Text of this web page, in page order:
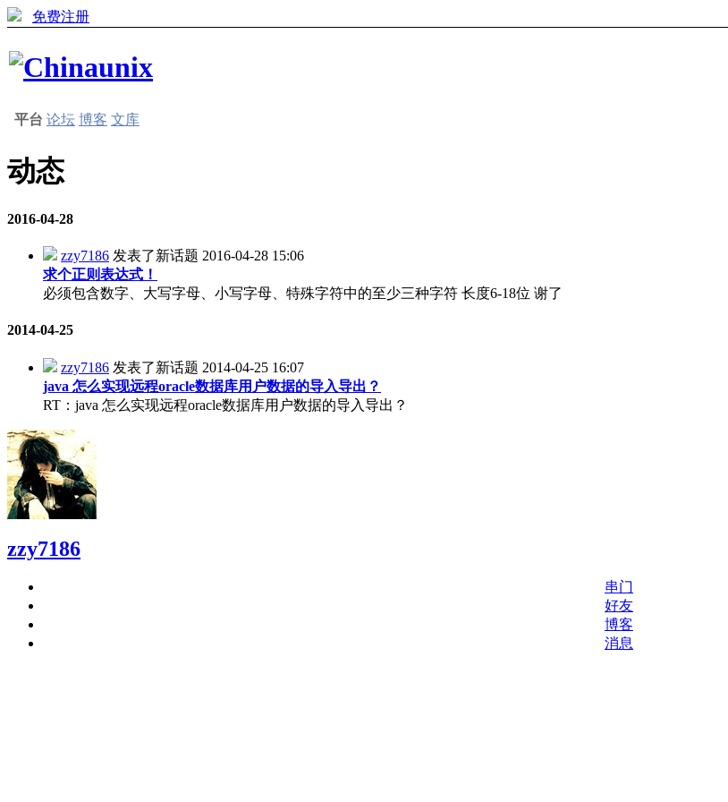
免费注册
平台 论坛 博客 文库
动态
2016-04-28
zzy7186 发表了新话题 2016-04-28 15:06
求个正则表达式！
必须包含数字、大写字母、小写字母、特殊字符中的至少三种字符 长度6-18位 谢了
2014-04-25
zzy7186 发表了新话题 2014-04-25 16:07
java 怎么实现远程oracle数据库用户数据的导入导出？
RT：java 怎么实现远程oracle数据库用户数据的导入导出？
zzy7186
串门
好友
博客
消息